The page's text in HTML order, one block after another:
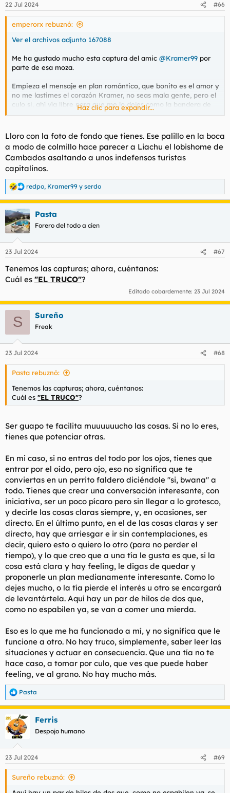
e
s
22 Jul 2024 #66
emperorx rebuznó:
Ver el archivos adjunto 167088
Me ha gustado mucho esta captura del amic @Kramer99 por
parte de esa moza.
Empieza el mensaje en plan romántico, que bonito es el amor y
no me lastimes el corazón Kramer, no seas mala gente, pero el
culo si, ahí vía libre para que me lo dejes como la bandera de
Japón y como si me quieres meter 4 pepinos a la vez. El
Muy fan del mensaje de esa moza, si señor.
Haz clic para expandir...
Lloro con la foto de fondo que tienes. Ese palillo en la boca
a modo de colmillo hace parecer a Liachu el lobishome de
Cambados asaltando a unos indefensos turistas
capitalinos.
R
e
a
c
c
i
e
:
redpo, Kramer99 y serdo
Pasta
Forero del todo a cien
23 Jul 2024 #67
Tenemos las capturas; ahora, cuéntanos:
Cuál es "EL TRUCO"?
Editado cobardemente: 23 Jul 2024
S Sureño
Freak
23 Jul 2024 #68
Pasta rebuznó:
Tenemos las capturas; ahora, cuéntanos:
Cuál es "EL TRUCO"?
Ser guapo te facilita muuuuuucho las cosas. Si no lo eres,
tienes que potenciar otras.
En mi caso, si no entras del todo por los ojos, tienes que
entrar por el oído, pero ojo, eso no significa que te
conviertas en un perrito faldero diciéndole "si, bwana" a
todo. Tienes que crear una conversación interesante, con
iniciativa, ser un poco pícaro pero sin llegar a lo grotesco,
y decirle las cosas claras siempre, y, en ocasiones, ser
directo. En el último punto, en el de las cosas claras y ser
directo, hay que arriesgar e ir sin contemplaciones, es
decir, quiero esto o quiero lo otro (para no perder el
tiempo), y lo que creo que a una tía le gusta es que, si la
cosa está clara y hay feeling, le digas de quedar y
proponerle un plan medianamente interesante. Como lo
dejes mucho, o la tía pierde el interés u otro se encargará
de levantártela. Aquí hay un par de hilos de dos que,
como no espabilen ya, se van a comer una mierda.
Eso es lo que me ha funcionado a mí, y no significa que le
funcione a otro. No hay truco, simplemente, saber leer las
situaciones y actuar en consecuencia. Que una tía no te
hace caso, a tomar por culo, que ves que puede haber
feeling, ve al grano. No hay mucho más.
R
e
a
c
c
e
s
Pasta
Ferris
Despojo humano
23 Jul 2024 #69
Sureño rebuznó: